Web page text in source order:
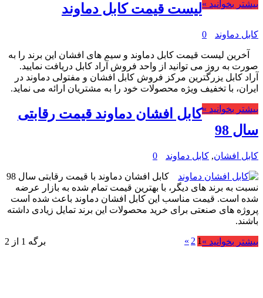
بیشتر بخوانید »لیست قیمت کابل دماوند
کابل دماوند 0
آخرین لیست قیمت کابل دماوند و سیم های افشان این برند را به
صورت به روز می توانید از واحد فروش آراد کابل دریافت نمایید.
آراد کابل یزرگترین مرکز فروش کابل افشان و مفتولی دماوند در
ایران، با تخفیف ویژه محصولات خود را به مشتریان ارائه می نماید.
بیشتر بخوانید »کابل افشان دماوند قیمت رقابتی
سال 98
کابل افشان, کابل دماوند 0
کابل افشان دماوند با قیمت رقابتی سال 98
نسبت به برند های دیگر، با بهترین قیمت تمام شده به بازار عرضه
شده است. قیمت مناسب این کابل افشان دماوند باعث شده است
پروژه های صنعتی برای خرید محصولات این برند تمایل زیادی داشته
باشند.
بیشتر بخوانید » برگه 1 از 2 1
2
»